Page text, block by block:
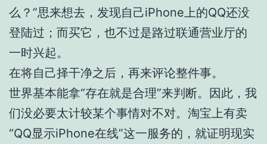
么？”思来想去，发现自己iPhone上的QQ还没
登陆过；而买它，也不过是路过联通营业厅的
一时兴起。
在将自己择干净之后，再来评论整件事。
世界基本能拿“存在就是合理”来判断。因此，我
们没必要太计较某个事情对不对。淘宝上有卖
“QQ显示iPhone在线”这一服务的，就证明现实